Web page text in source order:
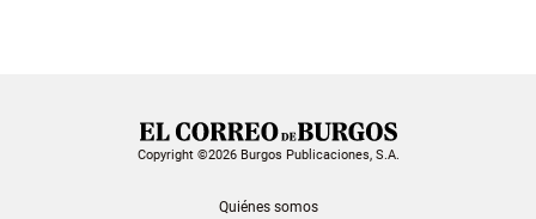
Copyright ©2026 Burgos Publicaciones, S.A.
Quiénes somos